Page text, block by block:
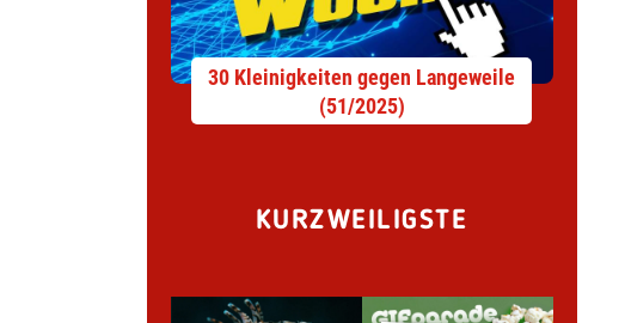
30 Kleinigkeiten gegen Langeweile
(51/2025)
KURZWEILIGSTE